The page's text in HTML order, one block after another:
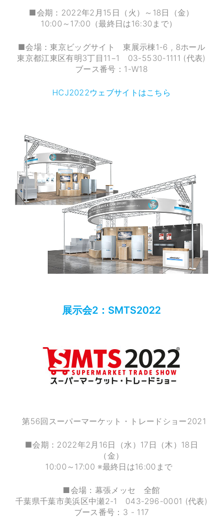
■会期：2022年2月15日（火）～18日（金）
10:00～17:00（最終日は16:30まで）
■会場：東京ビッグサイト 東展示棟1-6 , 8ホール
東京都江東区有明3丁目11−1 03-5530-1111 (代表)
ブース番号：1-W18
HCJ2022ウェブサイトはこちら
展示会2：SMTS2022
第56回スーパーマーケット・トレードショー2021
■会期：2022年2月16日（水）17日（木）18日
（金）
10:00～17:00 ※最終日は16:00まで
■会場：幕張メッセ 全館
千葉県千葉市美浜区中瀬2-1 043-296-0001 (代表)
ブース番号：3 - 117